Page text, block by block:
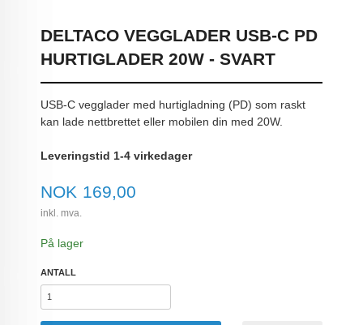
DELTACO VEGGLADER USB-C PD
HURTIGLADER 20W - SVART
USB-C vegglader med hurtigladning (PD) som raskt
kan lade nettbrettet eller mobilen din med 20W.
Leveringstid 1-4 virkedager
Pris
NOK 169,00
inkl. mva.
På lager
ANTALL